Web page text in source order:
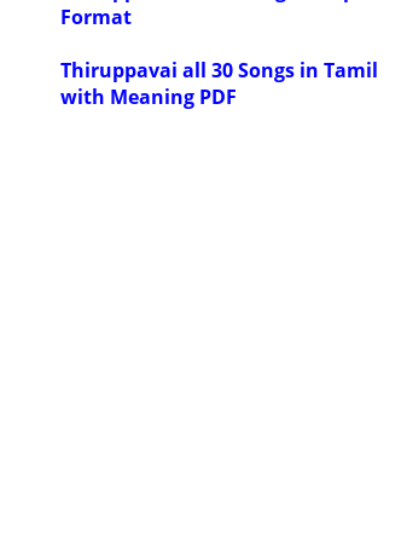
Format
Thiruppavai all 30 Songs in Tamil
with Meaning PDF